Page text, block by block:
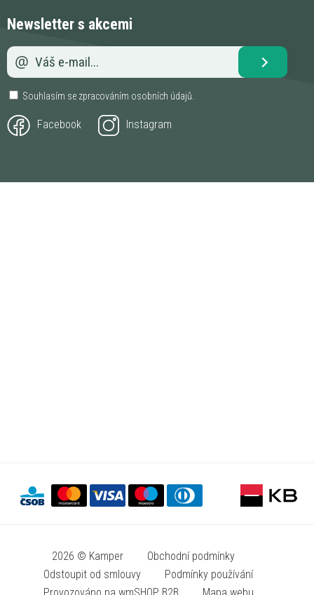
Newsletter s akcemi
Souhlasím se zpracováním osobních údajů
Facebook Instagram
2026 © Kamper
Obchodní podmínky
Odstoupit od smlouvy
Podmínky používání